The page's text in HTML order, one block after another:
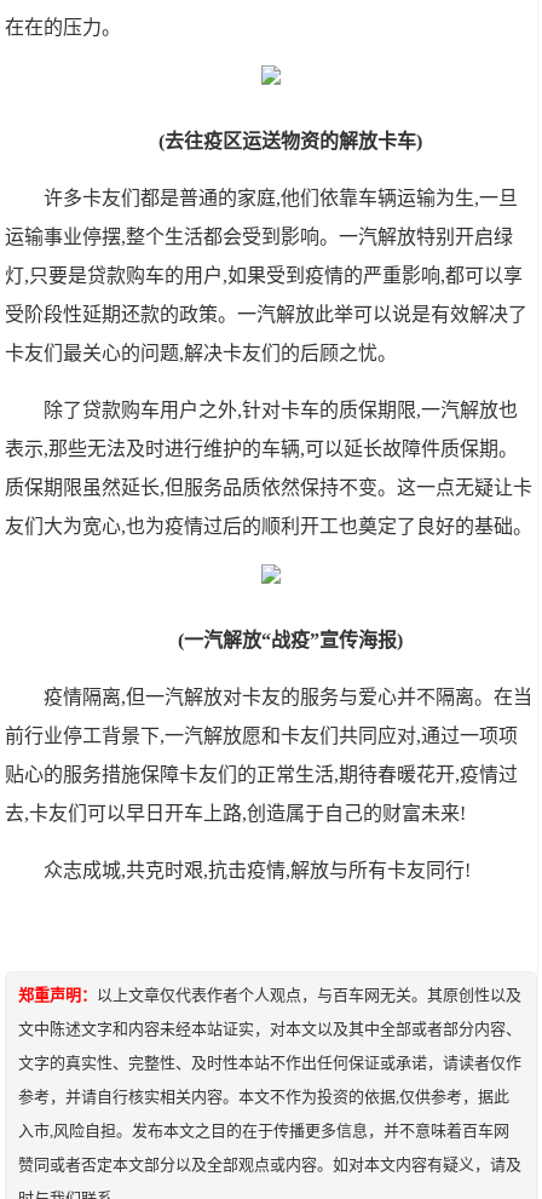
在在的压力。
(去往疫区运送物资的解放卡车)
许多卡友们都是普通的家庭,他们依靠车辆运输为生,一旦
运输事业停摆,整个生活都会受到影响。一汽解放特别开启绿
灯,只要是贷款购车的用户,如果受到疫情的严重影响,都可以享
受阶段性延期还款的政策。一汽解放此举可以说是有效解决了
卡友们最关心的问题,解决卡友们的后顾之忧。
除了贷款购车用户之外,针对卡车的质保期限,一汽解放也
表示,那些无法及时进行维护的车辆,可以延长故障件质保期。
质保期限虽然延长,但服务品质依然保持不变。这一点无疑让卡
友们大为宽心,也为疫情过后的顺利开工也奠定了良好的基础。
(一汽解放“战疫”宣传海报)
疫情隔离,但一汽解放对卡友的服务与爱心并不隔离。在当
前行业停工背景下,一汽解放愿和卡友们共同应对,通过一项项
贴心的服务措施保障卡友们的正常生活,期待春暖花开,疫情过
去,卡友们可以早日开车上路,创造属于自己的财富未来!
众志成城,共克时艰,抗击疫情,解放与所有卡友同行!
郑重声明： 以上文章仅代表作者个人观点，与百车网无关。其原创性以及
文中陈述文字和内容未经本站证实，对本文以及其中全部或者部分内容、
文字的真实性、完整性、及时性本站不作出任何保证或承诺，请读者仅作
参考，并请自行核实相关内容。本文不作为投资的依据,仅供参考，据此
入市,风险自担。发布本文之目的在于传播更多信息，并不意味着百车网
赞同或者否定本文部分以及全部观点或内容。如对本文内容有疑义，请及